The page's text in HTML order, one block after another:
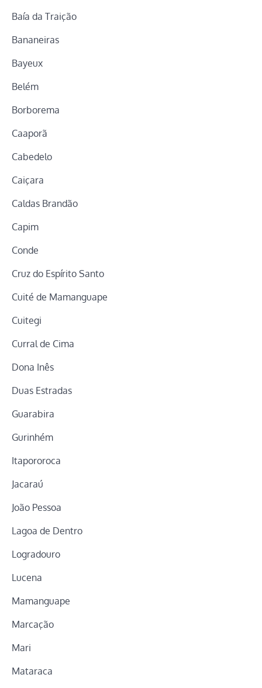
Baía da Traição
Bananeiras
Bayeux
Belém
Borborema
Caaporã
Cabedelo
Caiçara
Caldas Brandão
Capim
Conde
Cruz do Espírito Santo
Cuité de Mamanguape
Cuitegi
Curral de Cima
Dona Inês
Duas Estradas
Guarabira
Gurinhém
Itapororoca
Jacaraú
João Pessoa
Lagoa de Dentro
Logradouro
Lucena
Mamanguape
Marcação
Mari
Mataraca